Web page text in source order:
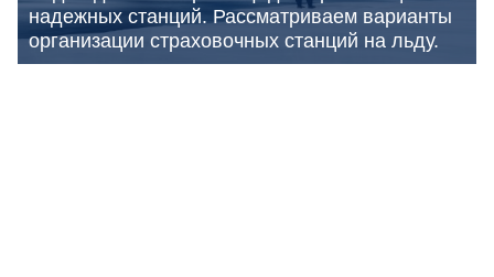
надежных станций. Рассматриваем варианты
организации страховочных станций на льду.